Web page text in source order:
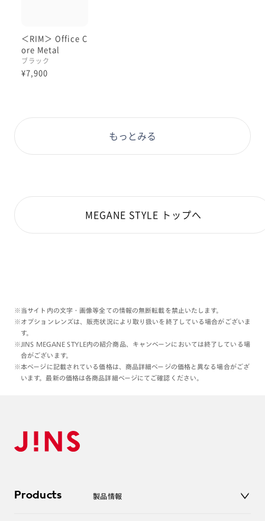
＜RIM＞ Office C
ore Metal
ブラック
¥7,900
もっとみる
MEGANE STYLE トップへ
※当サイト内の文字・画像等全ての情報の無断転載を禁止いたします。
※オプションレンズは、販売状況により取り扱いを終了している場合がございま
す。
※JINS MEGANE STYLE内の紹介商品、キャンペーンにおいては終了している場
合がございます。
※本ページに記載されている価格は、商品詳細ページの価格と異なる場合がござ
います。最新の価格は各商品詳細ページにてご確認ください。
Products 製品情報